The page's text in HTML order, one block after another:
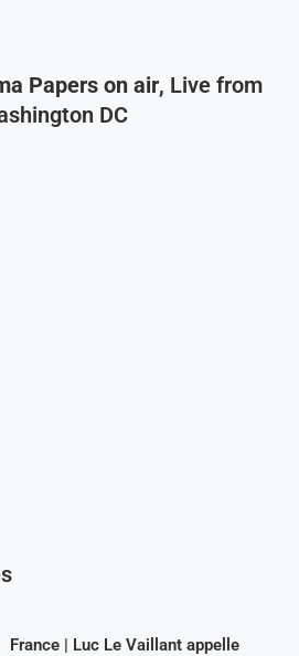
Papers on air, Live from
DC
France | Luc Le Vaillant appelle